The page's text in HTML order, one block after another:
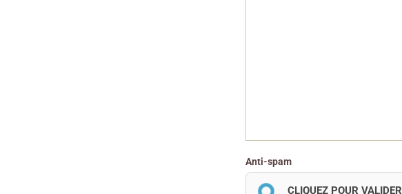
Anti-spam
CLIQUEZ POUR VALIDER